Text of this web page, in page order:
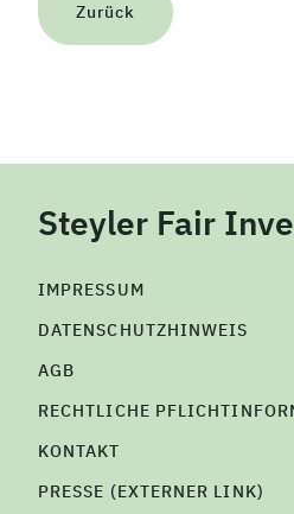
Zurück
Steyler Fair
IMPRESSUM
DATENSCHUTZHINWEIS
AGB
RECHTLICHE
KONTAKT
PRESSE (EXTERNER LINK)